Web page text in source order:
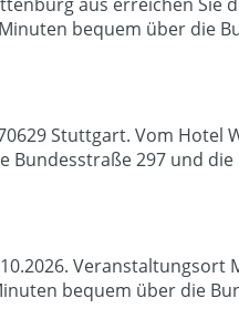
bequem über die
Stuttgart. Vom
297 und
Veranstaltungsort
bequem über die